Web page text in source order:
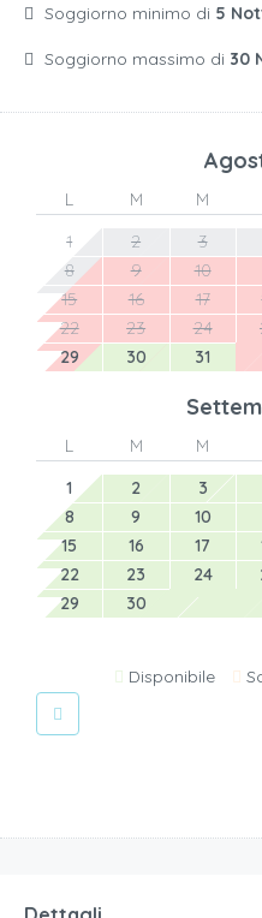
Soggiorno minimo di 5
Soggiorno massimo di 30
L M M
1
2 3
8
9 10
15
16 17
22
23 24
29
30 31
L M M
1
2 3
8
9 10
15
16 17
22
23 24
29
30
Disponibile